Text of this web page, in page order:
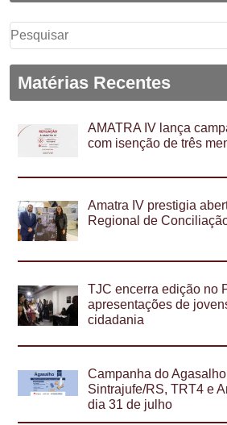
Pesquisar
por:
Matérias Recentes
AMATRA IV lança
com isenção de três
Amatra IV prestigia
Regional de
TJC encerra edição no
apresentações de
cidadania
Campanha do
Sintrajufe/RS, TRT4 e
dia 31 de julho